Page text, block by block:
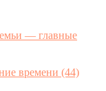
— главные
времени (44)